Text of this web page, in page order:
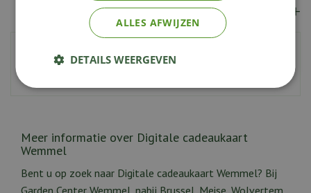
Showroom
Artikelnummer
Meer informatie over Digitale cadeaukaart
Wemmel
Bent u op zoek naar Digitale cadeaukaart Wemmel? Bij
ALLES AFWIJZEN
DETAILS WEERGEVEN